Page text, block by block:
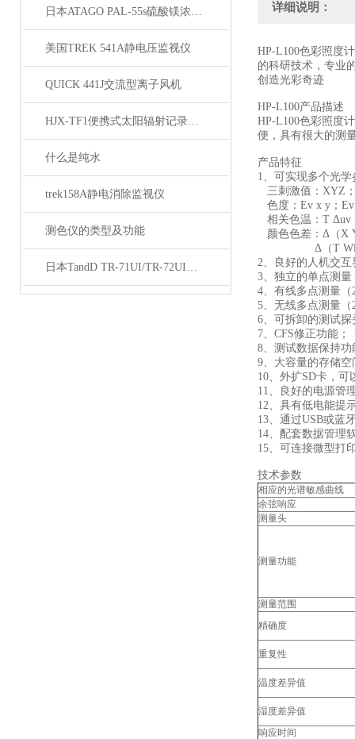
日本ATAGO PAL-55s硫酸镁浓度计应用指导
美国TREK 541A静电压监视仪
QUICK 441J交流型离子风机
HJX-TF1便携式太阳辐射记录仪能够准确捕捉太阳辐射的变化
什么是纯水
trek158A静电消除监视仪
测色仪的类型及功能
日本TandD TR-71UI/TR-72UI温湿度记录仪 技术参数
详细说明：
HP-L100色彩照度计
的科研技术，专业
创造光彩奇迹
HP-L100产品描述
HP-L100色彩照度
便，具有很大的测
产品特征
1、可实现多个光
三刺激值：XYZ
色度：Ev x y；Ev
相关色温：T Δuv
颜色色差：Δ（X
Δ（T Wl Pe
2、良好的人机交互
3、独立的单点测量
4、有线多点测量（
5、无线多点测量（
6、可拆卸的测试探
7、CFS修正功能；
8、测试数据保持功
9、大容量的存储空
10、外扩SD卡，可
11、良好的电源管
12、具有低电能提
13、通过USB或蓝
14、配套数据管理
15、可连接微型打
技术参数
相应的光谱敏感曲线
余弦响应
测量头
测量功能
测量范围
精确度
重复性
温度差异值
湿度差异值
响应时间